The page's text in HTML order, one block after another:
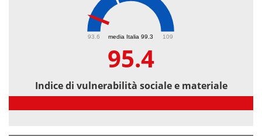
media Italia 99.3
93.6 109
95.4
Indice di vulnerabilità sociale e materiale